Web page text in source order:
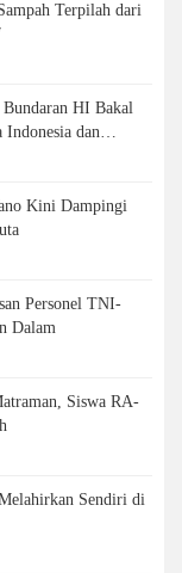
Terpilah dari
HI Bakal
Indonesia dan
Kini Dampingi
Personel TNI-
Dalam
Siswa RA-
Sendiri di